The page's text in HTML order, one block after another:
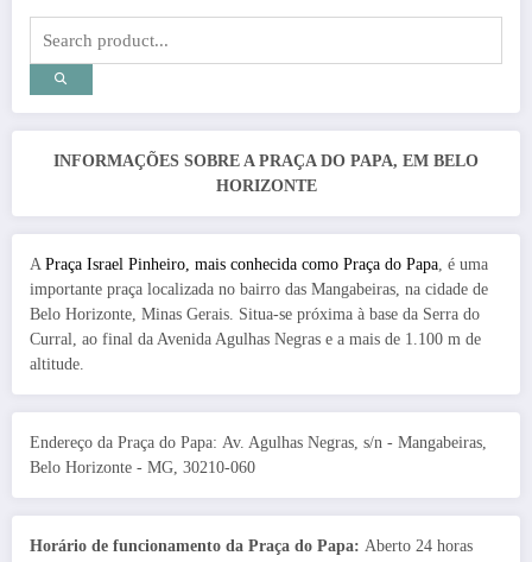
INFORMAÇÕES SOBRE A PRAÇA DO PAPA, EM BELO
HORIZONTE
A Praça Israel Pinheiro, mais conhecida como Praça do Papa , é uma
importante praça localizada no bairro das Mangabeiras, na cidade de
Belo Horizonte, Minas Gerais. Situa-se próxima à base da Serra do
Curral, ao final da Avenida Agulhas Negras e a mais de 1.100 m de
altitude.
Endereço da Praça do Papa: Av. Agulhas Negras, s/n - Mangabeiras,
Belo Horizonte - MG, 30210-060
Horário de funcionamento da Praça do Papa: Aberto 24 horas